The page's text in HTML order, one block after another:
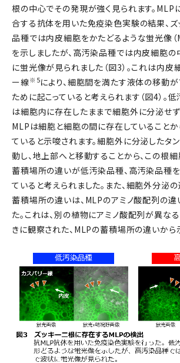
根の中心でその発現が強く見られます。MLP
合する抗体を用いた免疫染色実験の結果、
品種では内皮細胞をかたどるような蛍光像（
を示しましたが、高汚染品種では内皮細胞
に蛍光像が見られました（図3）。これは内皮
ー線※5により、細胞間を満たす液体の移動
ために起こっていると考えられます（図4）。
は細胞内に存在したままで細胞外に分泌せ
MLPは細胞と細胞の間に存在していること
ていると示唆されます。細胞外に分泌したタ
動し、地上部へと移動することから、この根
蓄積場所の違いが低汚染品種、高汚染品種
ていると考えられました。また、細胞外分泌
蓄積場所の違いは、MLPのアミノ酸配列の違
た。これは、別の植物にアミノ酸配列が異な
きに観察された、MLPの蓄積場所の違いから